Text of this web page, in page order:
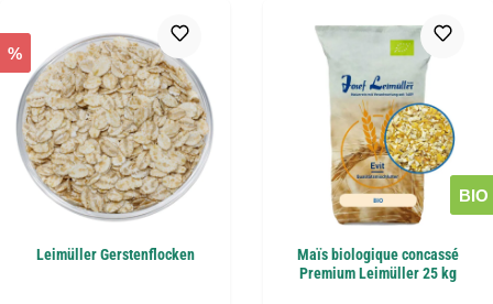
%
Leimüller Gerstenflocken
BIO
Maïs biologique concassé
Premium Leimüller 25 kg